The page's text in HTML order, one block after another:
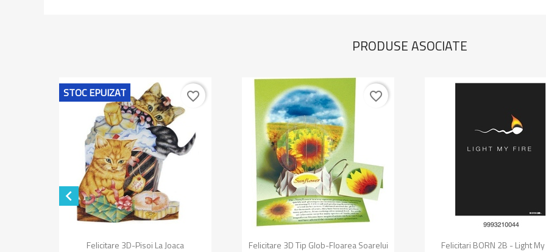
PRODUSE ASOCIATE

Vizualizare rapida
Felicitare 3D-Pisoi La Joaca
STOC EPUIZAT favorite_border
Vizualizare rapida
Felicitare 3D Tip Glob-Floarea Soarelui
favorite_border
 Vizualizare rapida
Felicitari BORN 2B - Light